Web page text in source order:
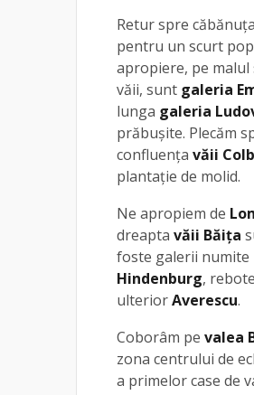
Retur spre
pentru un scurt
apropiere, pe malul
văii, sunt galeria
lunga galeria
prăbușite. Plecăm
confluenţa văii
plantaţie de molid.
Ne apropiem de
dreapta văii Băiţa
foste galerii numite
Hindenburg,
ulteriorAverescu.
Coborâm pe valea
zona centrului de
a primelor case de